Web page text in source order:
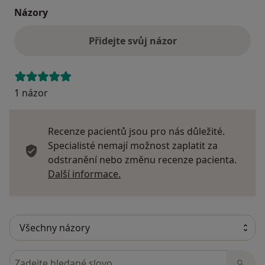
Názory
Přidejte svůj názor
1 názor
Recenze pacientů jsou pro nás důležité.
Specialisté nemají možnost zaplatit za
odstranění nebo změnu recenze pacienta.
Další informace.
Hledejte v názorech